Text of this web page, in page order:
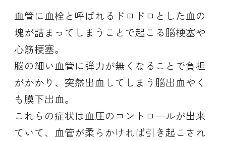
血管に血栓と呼ばれるドロドロとした血の
塊が詰まってしまうことで起こる脳梗塞や
心筋梗塞。
脳の細い血管に弾力が無くなることで負担
がかかり、突然出血してしまう脳出血やく
も膜下出血。
これらの症状は血圧のコントロールが出来
ていて、血管が柔らかければ引き起こされ